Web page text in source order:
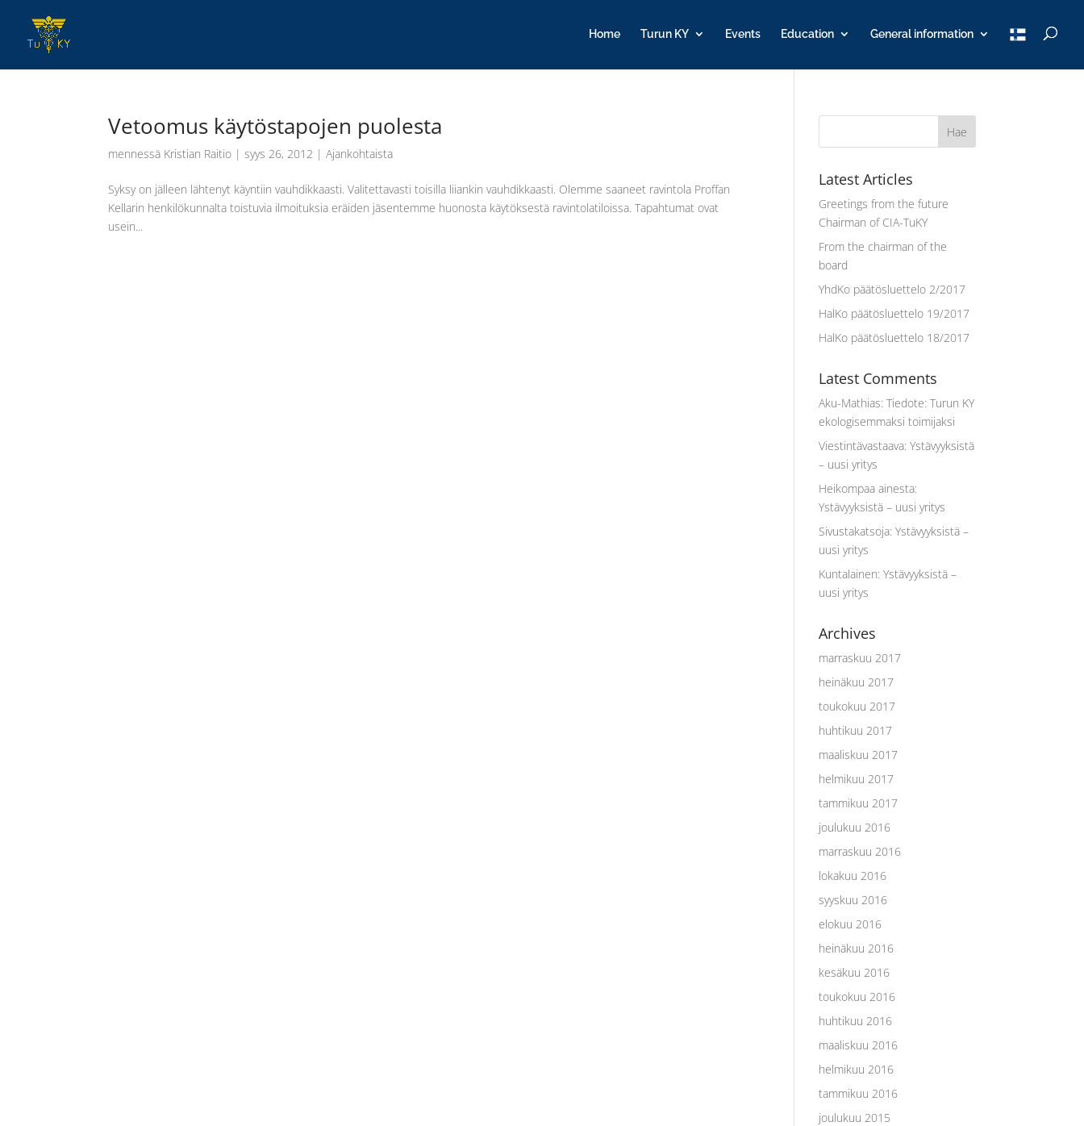
Home Turun KY Events Education General information
T
u
Vetoomus käytöstapojen puolesta
mennessä Kristian Raitio |syys 26, 2012 |Ajankohtaista
Syksy on jälleen lähtenyt käyntiin vauhdikkaasti. Valitettavasti toisilla liiankin vauhdikkaasti. Olemme saaneet ravintola Proffan
Kellarin henkilökunnalta toistuvia ilmoituksia eräiden jäsentemme huonosta käytöksestä ravintolatiloissa. Tapahtumat ovat
usein...
Latest Articles
Greetings from the future
Chairman of CIA-TuKY
From the chairman of the
board
YhdKo päätösluettelo 2/2017
HalKo päätösluettelo 19/2017
HalKo päätösluettelo 18/2017
Latest Comments
Aku-Mathias:Tiedote: Turun KY
ekologisemmaksi toimijaksi
Viestintävastaava:Ystävyyksistä
– uusi yritys
Heikompaa ainesta:
Ystävyyksistä – uusi yritys
Sivustakatsoja:Ystävyyksistä –
uusi yritys
Kuntalainen:Ystävyyksistä –
uusi yritys
Archives
marraskuu 2017
heinäkuu 2017
toukokuu 2017
huhtikuu 2017
maaliskuu 2017
helmikuu 2017
tammikuu 2017
joulukuu 2016
marraskuu 2016
lokakuu 2016
syyskuu 2016
elokuu 2016
heinäkuu 2016
kesäkuu 2016
toukokuu 2016
huhtikuu 2016
maaliskuu 2016
helmikuu 2016
tammikuu 2016
joulukuu 2015